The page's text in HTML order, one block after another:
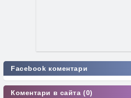
Facebook коментари
Коментари в сайта (0)